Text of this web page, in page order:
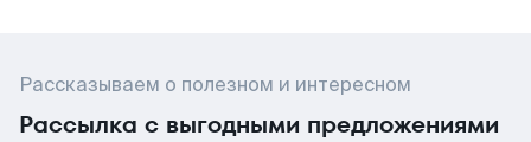
Рассказываем о полезном и интересном
Рассылка с выгодными предложениями